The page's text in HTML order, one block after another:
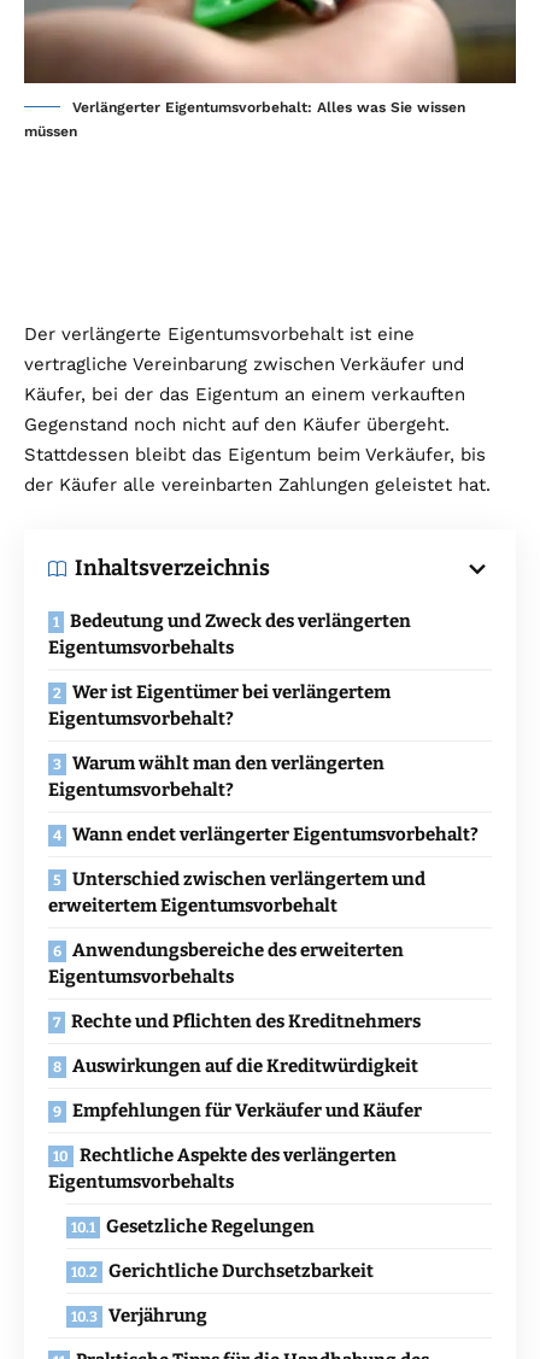
Verlängerter Eigentumsvorbehalt: Alles was Sie wissen
müssen
Der verlängerte Eigentumsvorbehalt ist eine
vertragliche Vereinbarung zwischen Verkäufer und
Käufer, bei der das Eigentum an einem verkauften
Gegenstand noch nicht auf den Käufer übergeht.
Stattdessen bleibt das Eigentum beim Verkäufer, bis
der Käufer alle vereinbarten Zahlungen geleistet hat.
Inhaltsverzeichnis
Bedeutung und Zweck des verlängerten
Eigentumsvorbehalts
Wer ist Eigentümer bei verlängertem
Eigentumsvorbehalt?
Warum wählt man den verlängerten
Eigentumsvorbehalt?
Wann endet verlängerter Eigentumsvorbehalt?
Unterschied zwischen verlängertem und
erweitertem Eigentumsvorbehalt
Anwendungsbereiche des erweiterten
Eigentumsvorbehalts
Rechte und Pflichten des Kreditnehmers
Auswirkungen auf die Kreditwürdigkeit
Empfehlungen für Verkäufer und Käufer
Rechtliche Aspekte des verlängerten
Eigentumsvorbehalts
Gesetzliche Regelungen
Gerichtliche Durchsetzbarkeit
Verjährung